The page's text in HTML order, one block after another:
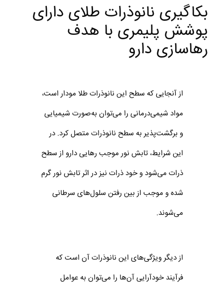
بکاگیری نانوذرات طلای دارای
پوشش پلیمری با هدف
رهاسازی دارو
از آنجایی که سطح این نانوذرات طلا مودار است،
مواد شیمی‌درمانی را می‌توان به‌صورت شیمیایی
و برگشت‌پذیر به سطح نانوذرات متصل کرد. در
این شرایط، تابش نور موجب رهایی دارو از سطح
ذرات می‌شود و خود ذرات نیز در اثر تابش نور گرم
شده و موجب از بین رفتن سلول‌های سرطانی
می‌شوند.
از دیگر ویژگی‌های این نانوذرات آن است که
فرآیند خودآرایی آن‌ها را می‌توان به عوامل